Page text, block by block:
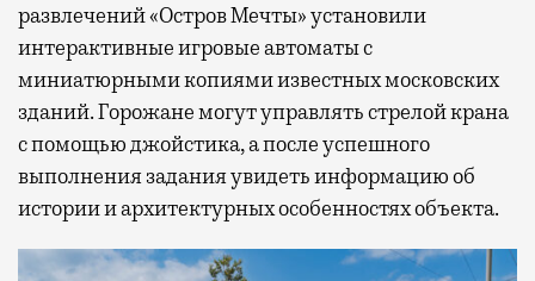
развлечений «Остров Мечты» установили
интерактивные игровые автоматы с
миниатюрными копиями известных московских
зданий. Горожане могут управлять стрелой крана
с помощью джойстика, а после успешного
выполнения задания увидеть информацию об
истории и архитектурных особенностях объекта.